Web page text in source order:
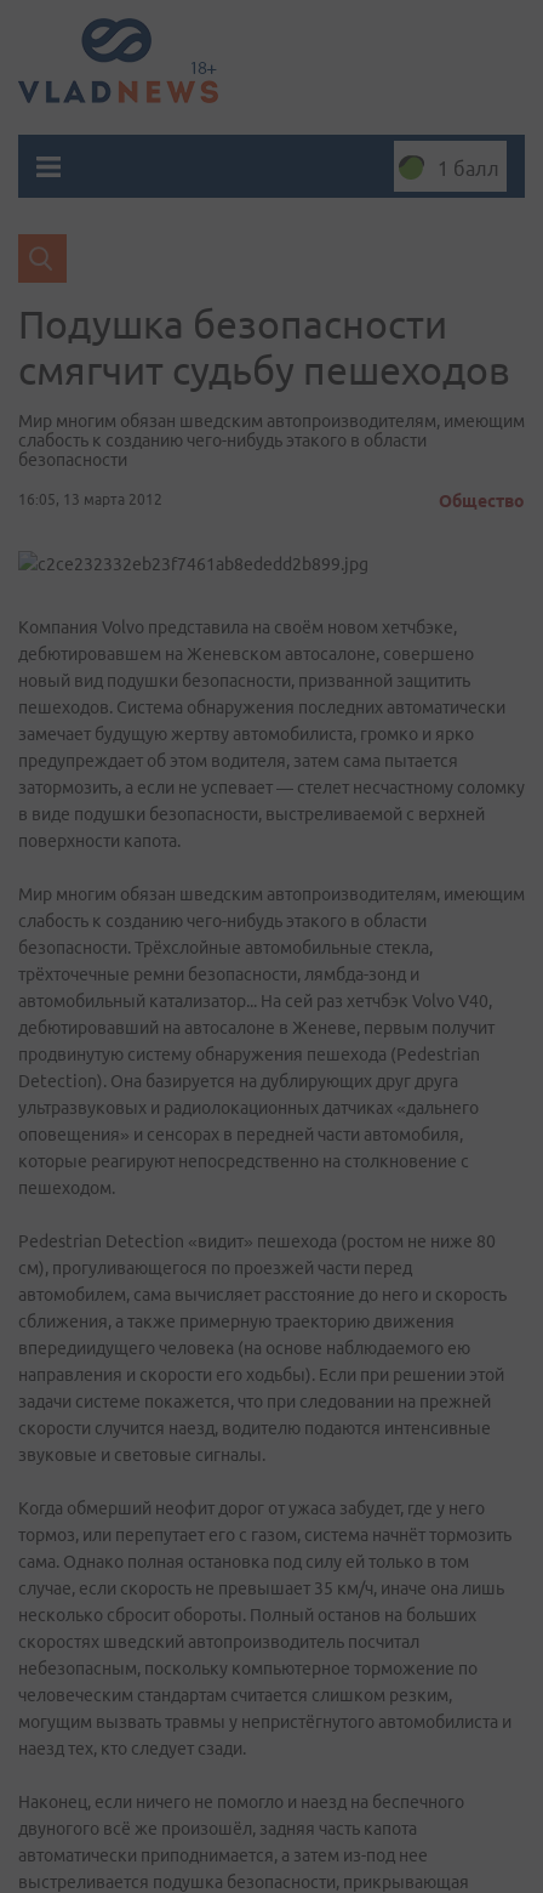
1 балл
Подушка безопасности
смягчит судьбу пешеходов
Мир многим обязан шведским автопроизводителям, имеющим
слабость к созданию чего-нибудь этакого в области
безопасности
16:05, 13 марта 2012 Общество
Компания Volvo представила на своём новом хетчбэке,
дебютировавшем на Женевском автосалоне, совершено
новый вид подушки безопасности, призванной защитить
пешеходов. Система обнаружения последних автоматически
замечает будущую жертву автомобилиста, громко и ярко
предупреждает об этом водителя, затем сама пытается
затормозить, а если не успевает — стелет несчастному соломку
в виде подушки безопасности, выстреливаемой с верхней
поверхности капота.
Мир многим обязан шведским автопроизводителям, имеющим
слабость к созданию чего-нибудь этакого в области
безопасности. Трёхслойные автомобильные стекла,
трёхточечные ремни безопасности, лямбда-зонд и
автомобильный катализатор... На сей раз хетчбэк Volvo V40,
дебютировавший на автосалоне в Женеве, первым получит
продвинутую систему обнаружения пешехода (Pedestrian
Detection). Она базируется на дублирующих друг друга
ультразвуковых и радиолокационных датчиках «дальнего
оповещения» и сенсорах в передней части автомобиля,
которые реагируют непосредственно на столкновение с
пешеходом.
Pedestrian Detection «видит» пешехода (ростом не ниже 80
см), прогуливающегося по проезжей части перед
автомобилем, сама вычисляет расстояние до него и скорость
сближения, а также примерную траекторию движения
впередиидущего человека (на основе наблюдаемого ею
направления и скорости его ходьбы). Если при решении этой
задачи системе покажется, что при следовании на прежней
скорости случится наезд, водителю подаются интенсивные
звуковые и световые сигналы.
Когда обмерший неофит дорог от ужаса забудет, где у него
тормоз, или перепутает его с газом, система начнёт тормозить
сама. Однако полная остановка под силу ей только в том
случае, если скорость не превышает 35 км/ч, иначе она лишь
несколько сбросит обороты. Полный останов на больших
скоростях шведский автопроизводитель посчитал
небезопасным, поскольку компьютерное торможение по
человеческим стандартам считается слишком резким,
могущим вызвать травмы у непристёгнутого автомобилиста и
наезд тех, кто следует сзади.
Наконец, если ничего не помогло и наезд на беспечного
двуногого всё же произошёл, задняя часть капота
автоматически приподнимается, а затем из-под нее
выстреливается подушка безопасности, прикрывающая